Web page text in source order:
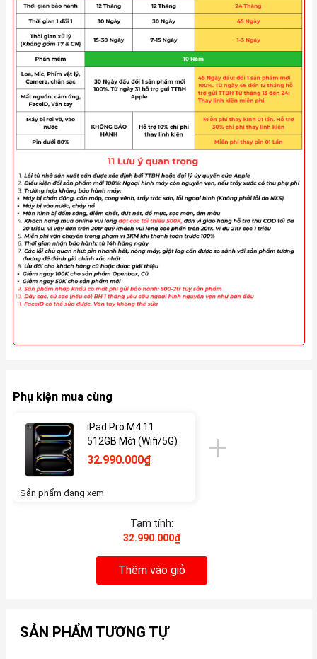
Phụ kiện mua cùng
iPad Pro M4 11
512GB Mới (Wifi/5G)
32.990.000₫
Sản phẩm đang xem
Tạm tính:
32.990.000₫
Thêm vào giỏ
SẢN PHẨM TƯƠNG TỰ